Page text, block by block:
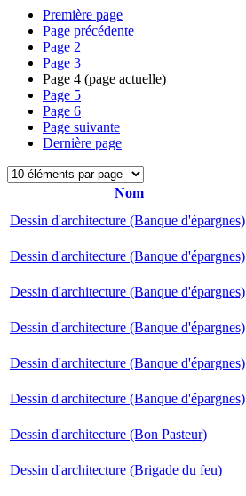
Première page
Page précédente
Page 2
Page 3
Page 4 (page actuelle)
Page 5
Page 6
Page suivante
Dernière page
Nom
Dessin d'architecture (Banque d'épargnes)
Dessin d'architecture (Banque d'épargnes)
Dessin d'architecture (Banque d'épargnes)
Dessin d'architecture (Banque d'épargnes)
Dessin d'architecture (Banque d'épargnes)
Dessin d'architecture (Banque d'épargnes)
Dessin d'architecture (Bon Pasteur)
Dessin d'architecture (Brigade du feu)